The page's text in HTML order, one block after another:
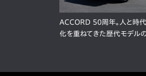
ACCORD 50周年。人と時代
化を重ねてきた歴代モデル